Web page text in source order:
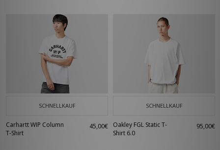
SCHNELLKAUF
Carhartt WIP Column
T-Shirt
45,00€
SCHNELLKAUF
Oakley FGL Static T-
Shirt 6.0
95,00€